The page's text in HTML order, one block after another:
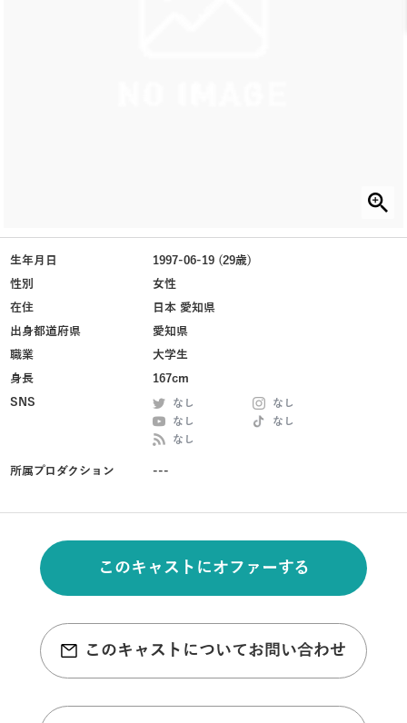
生年月日
1997-06-19 (29歳)
性別
女性
在住
日本 愛知県
出身都道府県
愛知県
職業
大学生
身長
167cm
SNS
なし
なし
なし
なし
なし
所属プロダクション ---
このキャストにオファーする
このキャストについてお問い合わせ